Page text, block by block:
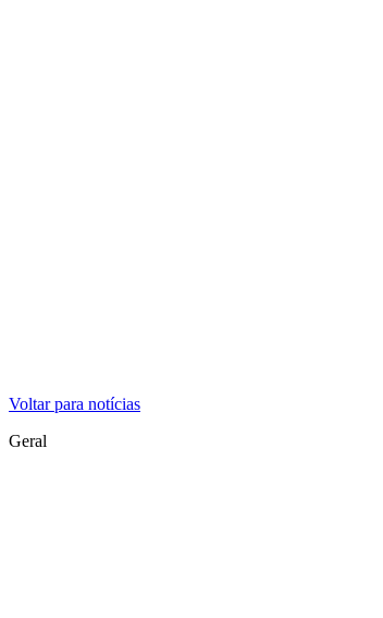
Voltar para notícias
Geral